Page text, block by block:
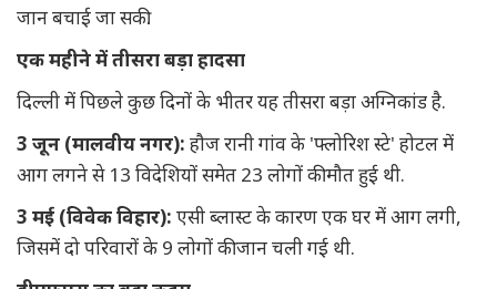
जान बचाई जा सकी.
एक महीने में तीसरा बड़ा हादसा
दिल्ली में पिछले कुछ दिनों के भीतर यह तीसरा बड़ा अग्निकांड है.
3 जून (मालवीय नगर): हौज रानी गांव के 'फ्लोरिश स्टे' होटल में
आग लगने से 13 विदेशियों समेत 23 लोगों की मौत हुई थी.
3 मई (विवेक विहार): एसी ब्लास्ट के कारण एक घर में आग लगी,
जिसमें दो परिवारों के 9 लोगों की जान चली गई थी.